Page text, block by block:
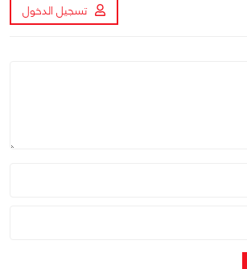
تسجيل الدخول